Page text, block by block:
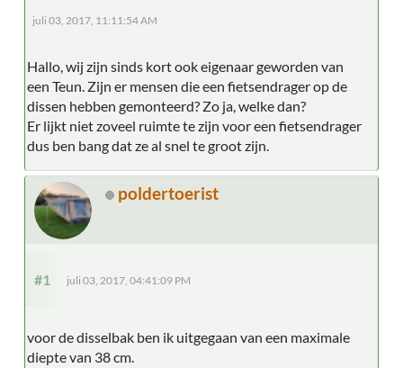
juli 03, 2017, 11:11:54 AM
Hallo, wij zijn sinds kort ook eigenaar geworden van
een Teun. Zijn er mensen die een fietsendrager op de
dissen hebben gemonteerd? Zo ja, welke dan?
Er lijkt niet zoveel ruimte te zijn voor een fietsendrager
dus ben bang dat ze al snel te groot zijn.
poldertoerist
#1 juli 03, 2017, 04:41:09 PM
voor de disselbak ben ik uitgegaan van een maximale
diepte van 38 cm.